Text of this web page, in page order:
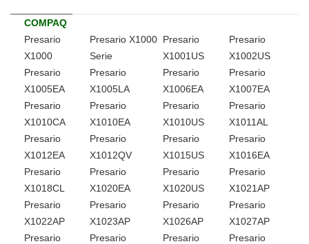
COMPAQ
Presario
X1000
Presario X1000
Serie
Presario
X1001US
Presario
X1002US
Presario
X1005EA
Presario
X1005LA
Presario
X1006EA
Presario
X1007EA
Presario
X1010CA
Presario
X1010EA
Presario
X1010US
Presario
X1011AL
Presario
X1012EA
Presario
X1012QV
Presario
X1015US
Presario
X1016EA
Presario
X1018CL
Presario
X1020EA
Presario
X1020US
Presario
X1021AP
Presario
X1022AP
Presario
X1023AP
Presario
X1026AP
Presario
X1027AP
Presario
Presario
Presario
Presario